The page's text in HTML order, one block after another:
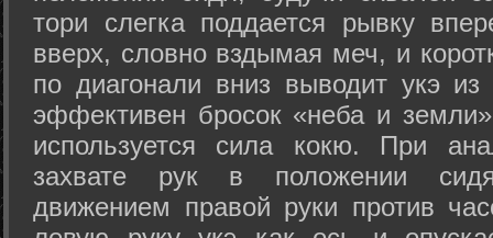
тори слегка поддается рывку
вверх, словно вздымая меч, и
по диагонали вниз выводит укэ
эффективен бросок «неба и
используется сила кокю. При
захвате рук в положении
движением правой руки против